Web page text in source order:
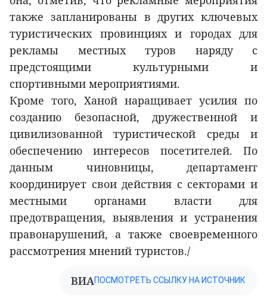
также запланированы в других ключевых
туристических провинциях и городах для
рекламы местных туров наряду с
предстоящими культурными и
спортивными мероприятиями.
Кроме того, Ханой наращивает усилия по
созданию безопасной, дружественной и
цивилизованной туристической среды и
обеспечению интересов посетителей. По
данным чиновницы, департамент
координирует свои действия с секторами и
местными органами власти для
предотвращения, выявления и устранения
правонарушений, а также своевременного
рассмотрения мнений туристов./
ВИАПОСМОТРЕТЬ ССЫЛКУ НА ИСТОЧНИК